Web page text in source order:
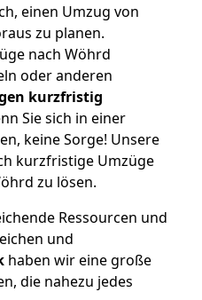
einen Umzug von
zu planen.
nach Wöhrd
oder anderen
kurzfristig
Sie sich in einer
keine Sorge! Unsere
kurzfristige Umzüge
zu lösen.
Ressourcen und
und
haben wir eine große
die nahezu jedes